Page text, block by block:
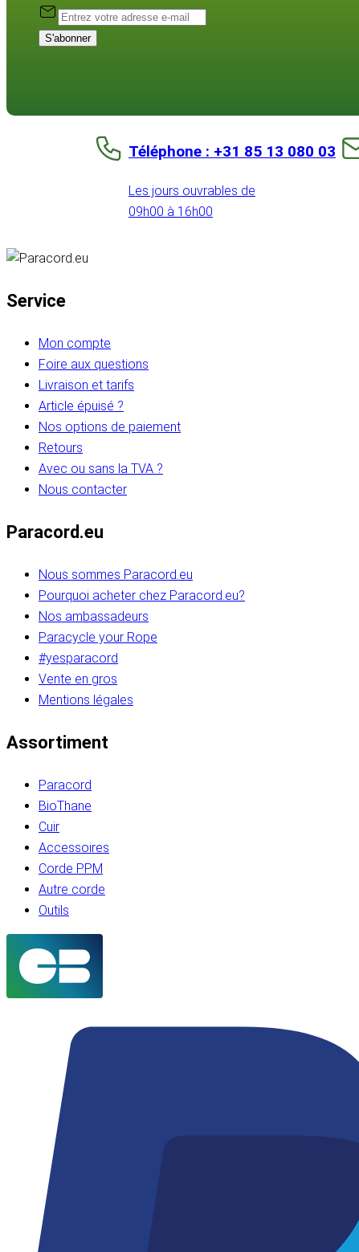
S'abonner
Téléphone : +31 85 13 080 03
Les jours ouvrables de
09h00 à 16h00
Service
Mon compte
Foire aux questions
Livraison et tarifs
Article épuisé ?
Nos options de paiement
Retours
Avec ou sans la TVA ?
Nous contacter
Paracord.eu
Nous sommes Paracord.eu
Pourquoi acheter chez Paracord.eu?
Nos ambassadeurs
Paracycle your Rope
#yesparacord
Vente en gros
Mentions légales
Assortiment
Paracord
BioThane
Cuir
Accessoires
Corde PPM
Autre corde
Outils